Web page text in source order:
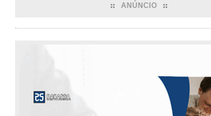
ANÚNCIO